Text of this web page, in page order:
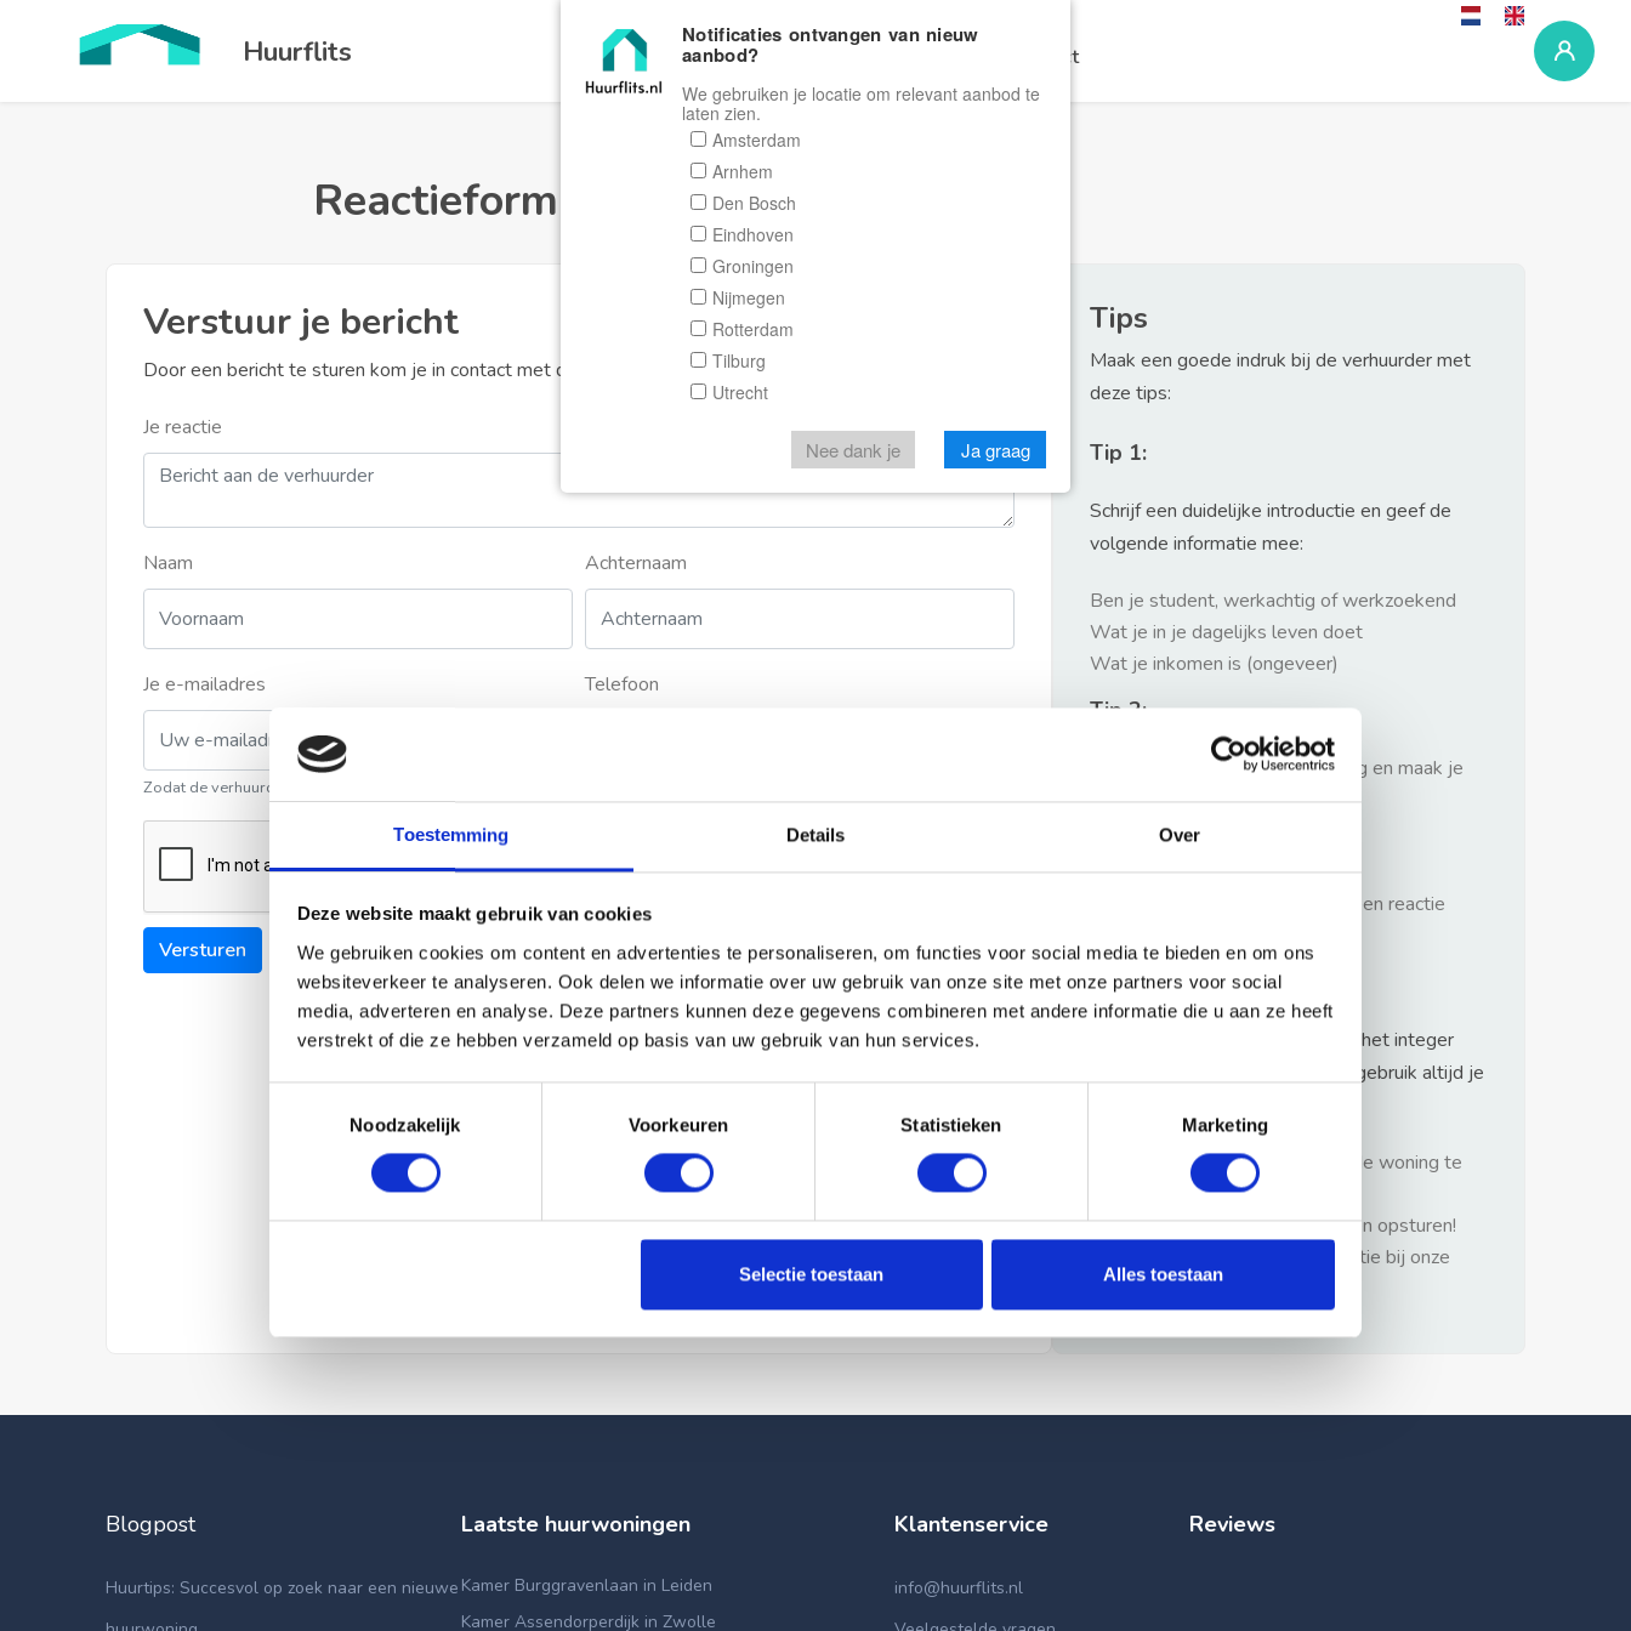
Toestemming Details Over
Deze website maakt gebruik van cookies
We gebruiken cookies om content en advertenties te personaliseren, om functies voor social media te bieden en om ons
websiteverkeer te analyseren. Ook delen we informatie over uw gebruik van onze site met onze partners voor social
media, adverteren en analyse. Deze partners kunnen deze gegevens combineren met andere informatie die u aan ze heeft
verstrekt of die ze hebben verzameld op basis van uw gebruik van hun services.
Noodzakelijk
Voorkeuren Statistieken Marketing
Selectie toestaan Alles toestaan
Huurflits Home Zoeken Contact
Reactieformulier Huurflits
Verstuur je bericht
Door een bericht te sturen kom je in contact met de aanbieder of makelaar van de woning.
Je reactie
Naam Achternaam
Je e-mailadres
Zodat de verhuurder contact met u kan opnemen
Telefoon
Versturen
Tips
Maak een goede indruk bij de verhuurder met
deze tips:
Tip 1:
Schrijf een duidelijke introductie en geef de
volgende informatie mee:
Ben je student, werkachtig of werkzoekend
Wat je in je dagelijks leven doet
Wat je inkomen is (ongeveer)
Tip 2:
Wees beleefd, niet te langdradig en maak je
verhaal kort
Wacht niet met reageren. Snel een reactie
Waarschuwing
Huurflits hecht veel waarde aan het integer
handelen van verhuurders maar gebruik altijd je
1: Nooit vooraf betalen zonder de woning te
hebben gezien.
2: Geen persoonlijke documenten opsturen!
3: Meld bij misbruik de advertentie bij onze
klantenservice.
Blogpost
Huurtips: Succesvol op zoek naar een nieuwe
Laatste huurwoningen
Kamer Burggravenlaan in Leiden
Kamer Assendorperdijk in Zwolle
Klantenservice
info@huurflits.nl
Reviews
Notificaties ontvangen van nieuw
aanbod?
We gebruiken je locatie om relevant aanbod te
laten zien.
Amsterdam
Arnhem
Den Bosch
Eindhoven
Groningen
Nijmegen
Rotterdam
Tilburg
Utrecht
Nee dank je Ja graag